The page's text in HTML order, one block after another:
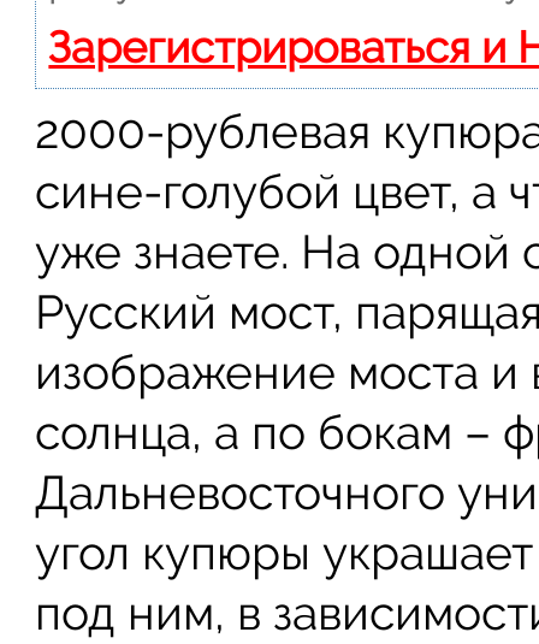
Зарегистрироваться и
2000-рублевая
сине-голубой цвет, а
уже знаете. На одной
Русский мост,
изображение моста и
солнца, а по бокам –
Дальневосточного
угол купюры
под ним, в